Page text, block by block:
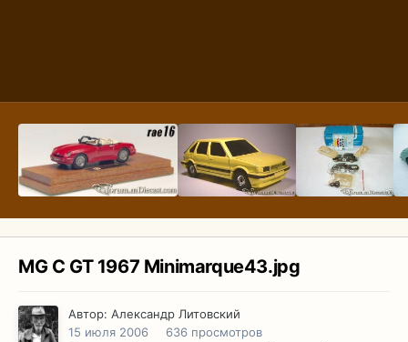
MG C GT 1967 Minimarque43.jpg
Автор: Александр Литовский
15 июля 2006
636 просмотров